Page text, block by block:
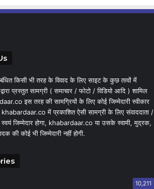
किसी भी तरह के विवाद के लिए साइट के कुछ तत्वों में
प्रस्तुत सामग्री ( समाचार / फोटो / विडियो आदि ) शामिल
इस तरह की सामग्रियों के लिए कोई जिम्मेदारी स्वीकार
में प्रकाशित ऐसी सामग्री के लिए संवाददाता /
जिम्मेदार होगा, khabardaar.co या उसके स्वामी, मुद्रक,
की कोई भी जिम्मेदारी नहीं होगी.
10,211